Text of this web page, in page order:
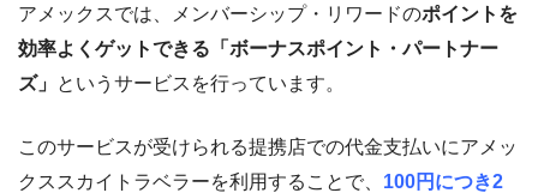
アメックスでは、メンバーシップ・リワードのポイントを
効率よくゲットできる「ボーナスポイント・パートナー
ズ」 というサービスを行っています。
このサービスが受けられる提携店での代金支払いにアメッ
クススカイトラベラーを利用することで、 100円につき2